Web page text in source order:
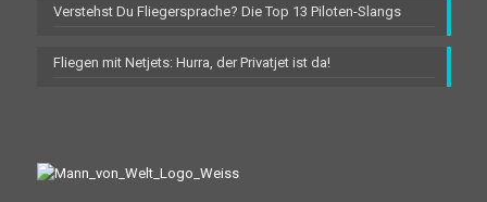
Verstehst Du Fliegersprache? Die Top 13 Piloten-Slangs
Fliegen mit Netjets: Hurra, der Privatjet ist da!